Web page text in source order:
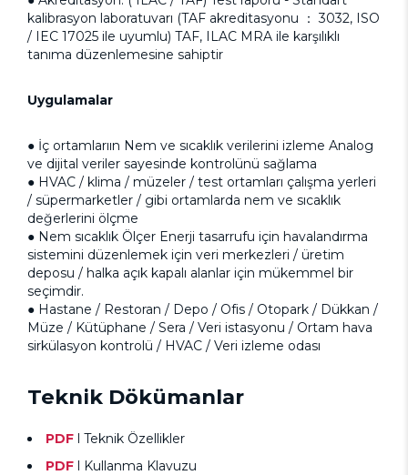
kalibrasyon laboratuvarı (TAF akreditasyonu ： 3032, ISO
/ IEC 17025 ile uyumlu) TAF, ILAC MRA ile karşılıklı
tanıma düzenlemesine sahiptir
Uygulamalar
● İç ortamlarıın Nem ve sıcaklık verilerini izleme Analog
ve dijital veriler sayesinde kontrolünü sağlama
● HVAC / klima / müzeler / test ortamları çalışma yerleri
/ süpermarketler / gibi ortamlarda nem ve sıcaklık
değerlerini ölçme
● Nem sıcaklık Ölçer Enerji tasarrufu için havalandırma
sistemini düzenlemek için veri merkezleri / üretim
deposu / halka açık kapalı alanlar için mükemmel bir
seçimdir.
● Hastane / Restoran / Depo / Ofis / Otopark / Dükkan /
Müze / Kütüphane / Sera / Veri istasyonu / Ortam hava
sirkülasyon kontrolü / HVAC / Veri izleme odası
Teknik Dökümanlar
PDF l Teknik Özellikler
PDF l Kullanma Klavuzu